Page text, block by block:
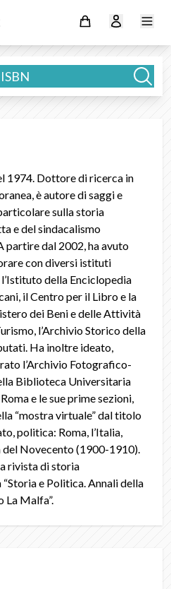
1974. Dottore di ricerca in
è autore di saggi e
sulla storia
e del sindacalismo
partire dal 2002, ha avuto
con diversi istituti
della Enciclopedia
il Centro per il Libro e la
dei Beni e delle Attività
l’Archivio Storico della
Ha inoltre ideato,
l’Archivio Fotografico-
Biblioteca Universitaria
e le sue prime sezioni,
“mostra virtuale” dal titolo
politica: Roma, l’Italia,
del Novecento(1900-1910).
rivista di storia
Storia e Politica. Annali della
La Malfa”.